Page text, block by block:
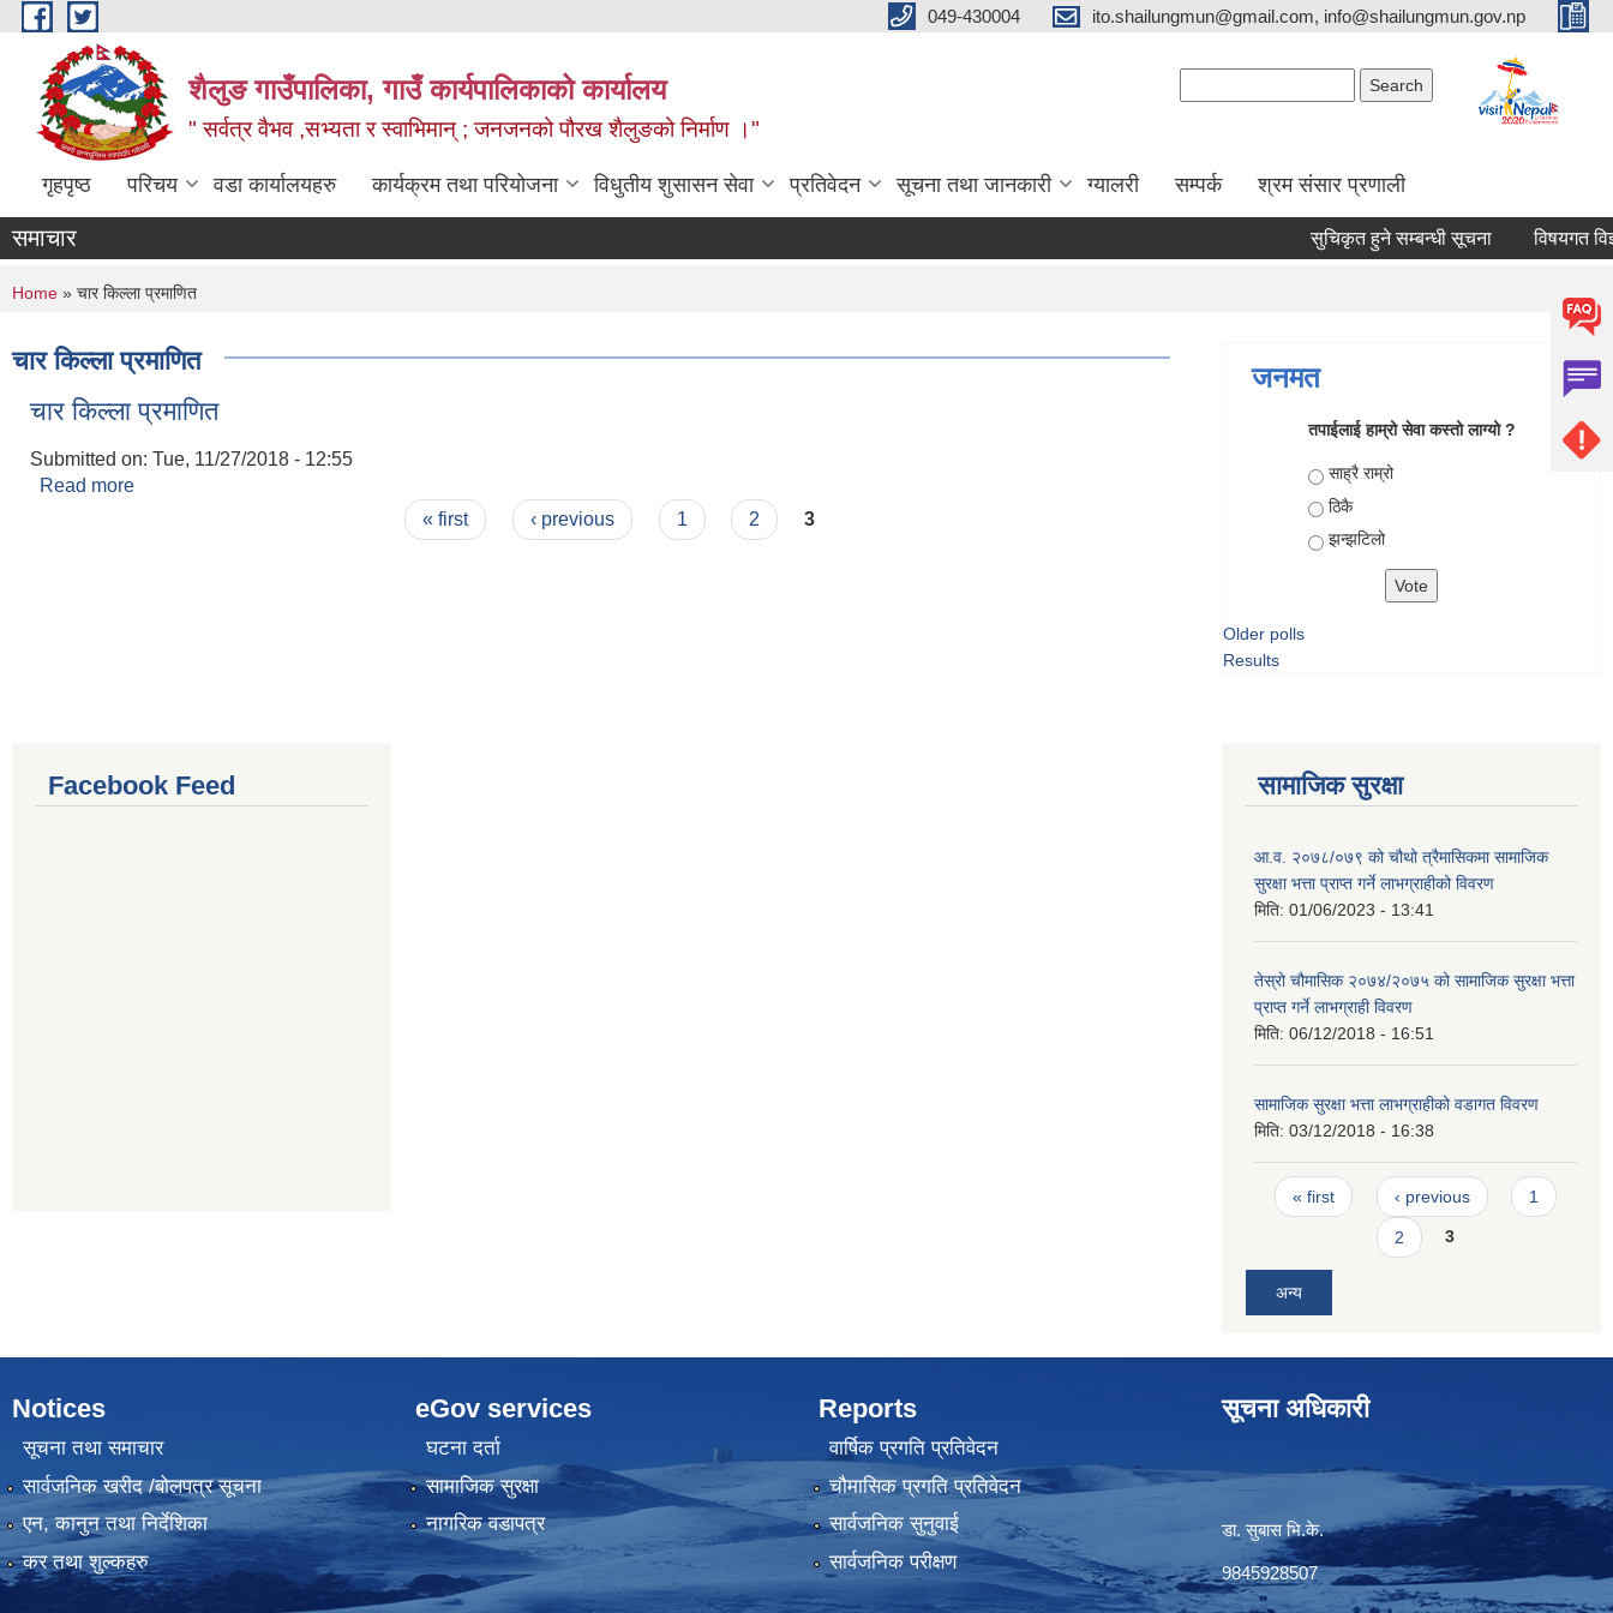
Skip to main content 049-430004 ito.shailungmun@gmail.com, info@shailungmun.gov.np
शैलुङ गाउँपालिका, गाउँ कार्यपालिकाको कार्यालय
" सर्वत्र वैभव ,सभ्यता र स्वाभिमान् ; जनजनको पौरख शैलुङको निर्माण ।"
गृहपृष्ठ परिचय वडा कार्यालयहरु कार्यक्रम तथा परियोजना विधुतीय शुसासन सेवा प्रतिवेदन सूचना तथा जानकारी ग्यालरी सम्पर्क श्रम संसार प्रणाली
समाचार सुचिकृत हुने सम्बन्धी सूचना विषयगत
You are here
Home » चार किल्ला प्रमाणित
चार किल्ला प्रमाणित
चार किल्ला प्रमाणित
Submitted on: Tue, 11/27/2018 - 12:55
Read more
« first ‹ previous 1 2 3
जनमत
तपाईलाई हाम्रो सेवा कस्तो लाग्यो ?
Choices
साह्रै राम्रो
ठिकै
झन्झटिलो
Older polls
Results
Facebook Feed सामाजिक सुरक्षा
आ.व. २०७८/०७९ को चौथो त्रैमासिकमा सामाजिक
सुरक्षा भत्ता प्राप्त गर्ने लाभग्राहीको विवरण
मिति: 01/06/2023 - 13:41
तेस्रो चौमासिक २०७४/२०७५ को सामाजिक सुरक्षा भत्ता
प्राप्त गर्ने लाभग्राही विवरण
मिति: 06/12/2018 - 16:51
सामाजिक सुरक्षा भत्ता लाभग्राहीको वडागत विवरण
मिति: 03/12/2018 - 16:38
Pages
« first ‹ previous 1
2 3
अन्य
Notices
सूचना तथा समाचार
सार्वजनिक खरीद /बोलपत्र सूचना
एन, कानुन तथा निर्देशिका
कर तथा शुल्कहरु
eGov services
घटना दर्ता
सामाजिक सुरक्षा
नागरिक वडापत्र
Reports
वार्षिक प्रगति प्रतिवेदन
चौमासिक प्रगति प्रतिवेदन
सार्वजनिक सुनुवाई
सार्वजनिक परीक्षण
सूचना अधिकारी
डा. सुबास भि.के.
9845928507